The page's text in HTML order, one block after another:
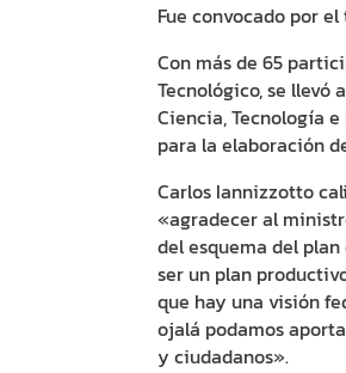
Fue convocado por
Con más de 65
Tecnológico, se llevó
Ciencia, Tecnología
para la elaboración
Carlos Iannizzotto
«agradecer al
del esquema del
ser un plan
que hay una visión
ojalá podamos
y ciudadanos».